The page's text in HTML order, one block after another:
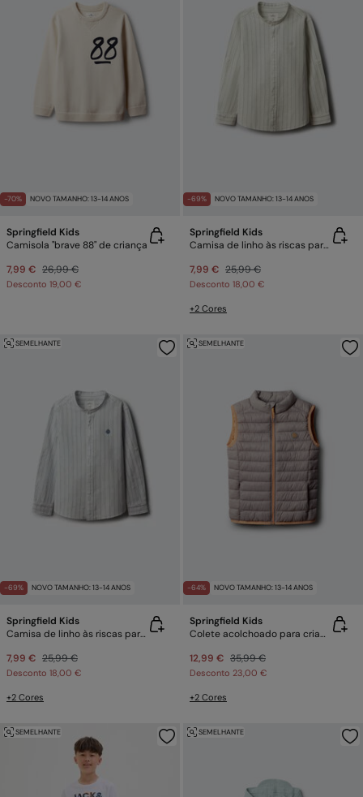
-70% NOVO TAMANHO: 13-14 ANOS
Springfield Kids
Camisola "brave 88" de criança
7,99 € 26,99 €
Desconto 19,00 €
-69% NOVO TAMANHO: 13-14 ANOS
Springfield Kids
Camisa de linho às riscas para menino
7,99 € 25,99 €
Desconto 18,00 €
+2 Cores
-69% NOVO TAMANHO: 13-14 ANOS
SEMELHANTE
Springfield Kids
Camisa de linho às riscas para menino
7,99 € 25,99 €
Desconto 18,00 €
+2 Cores
-64% NOVO TAMANHO: 13-14 ANOS
SEMELHANTE
Springfield Kids
Colete acolchoado para criança
12,99 € 35,99 €
Desconto 23,00 €
+2 Cores
SEMELHANTE SEMELHANTE